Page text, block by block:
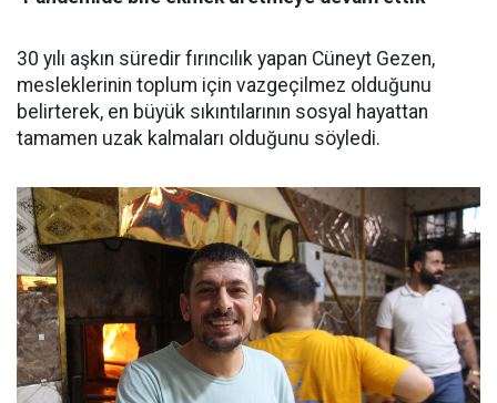
30 yılı aşkın süredir fırıncılık yapan Cüneyt Gezen,
mesleklerinin toplum için vazgeçilmez olduğunu
belirterek, en büyük sıkıntılarının sosyal hayattan
tamamen uzak kalmaları olduğunu söyledi.